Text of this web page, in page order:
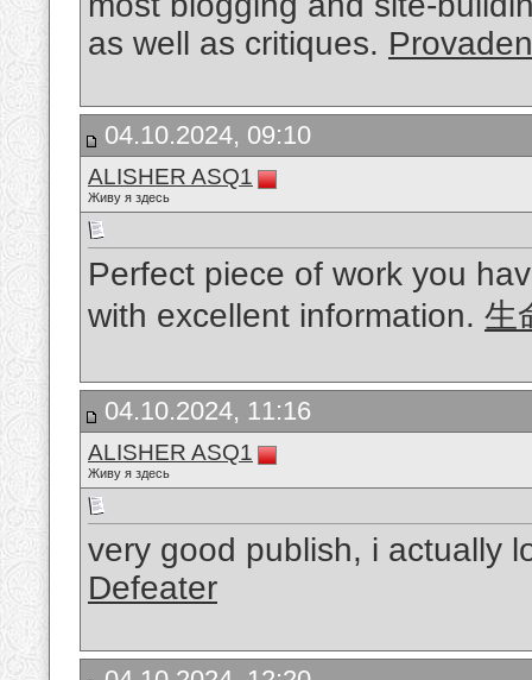
as well as critiques.
04.10.2024, 09:10
ALISHER ASQ1
Живу я здесь
Perfect piece of work you
with excellent information. 生
04.10.2024, 11:16
ALISHER ASQ1
Живу я здесь
very good publish, i actually
Defeater